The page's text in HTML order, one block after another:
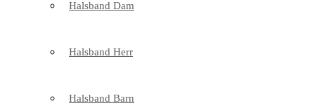
Halsband Dam
Halsband Herr
Halsband Barn